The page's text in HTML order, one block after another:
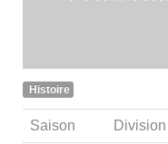
Histoire
Saison Division